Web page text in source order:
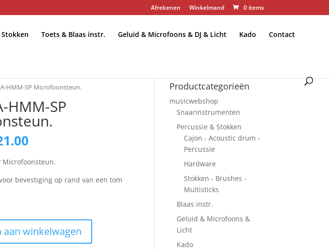
Afrekenen Winkelmand 0 items
Stokken Toets & Blaas instr. Geluid & Microfoons & DJ & Licht Kado Contact
HMM-SP Microfoonsteun.
HMM-SP
is:
€21.00.
Microfoonsteun.
bevestiging op rand van een tom
aan winkelwagen
Productcategorieën
musicwebshop
Snaarinstrumenten
Percussie & Stokken
Cajon - Acoustic drum -
Percussie
Hardware
Stokken - Brushes -
Multisticks
Blaas instr.
Geluid & Microfoons &
Licht
Kado